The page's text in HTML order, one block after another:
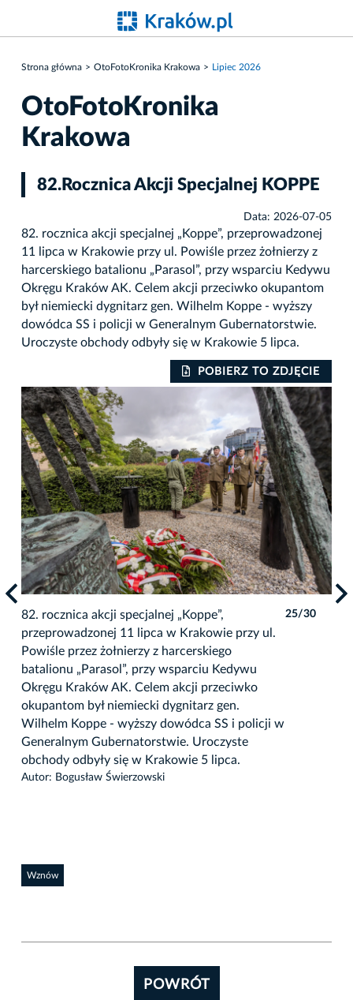
Strona główna OtoFotoKronika Krakowa Lipiec 2026
OtoFotoKronika
Krakowa
82.Rocznica Akcji Specjalnej KOPPE
Data: 2026-07-05
82. rocznica akcji specjalnej „Koppe”, przeprowadzonej
11 lipca w Krakowie przy ul. Powiśle przez żołnierzy z
harcerskiego batalionu „Parasol”, przy wsparciu Kedywu
Okręgu Kraków AK. Celem akcji przeciwko okupantom
był niemiecki dygnitarz gen. Wilhelm Koppe - wyższy
dowódca SS i policji w Generalnym Gubernatorstwie.
Uroczyste obchody odbyły się w Krakowie 5 lipca.
POBIERZ TO ZDJĘCIE
82. rocznica akcji specjalnej „Koppe”,
przeprowadzonej 11 lipca w Krakowie przy ul.
Powiśle przez żołnierzy z harcerskiego
batalionu „Parasol”, przy wsparciu Kedywu
Okręgu Kraków AK. Celem akcji przeciwko
okupantom był niemiecki dygnitarz gen.
Wilhelm Koppe - wyższy dowódca SS i policji w
Generalnym Gubernatorstwie. Uroczyste
obchody odbyły się w Krakowie 5 lipca.
Autor: Bogusław Świerzowski
25/30
Wznów
POWRÓT